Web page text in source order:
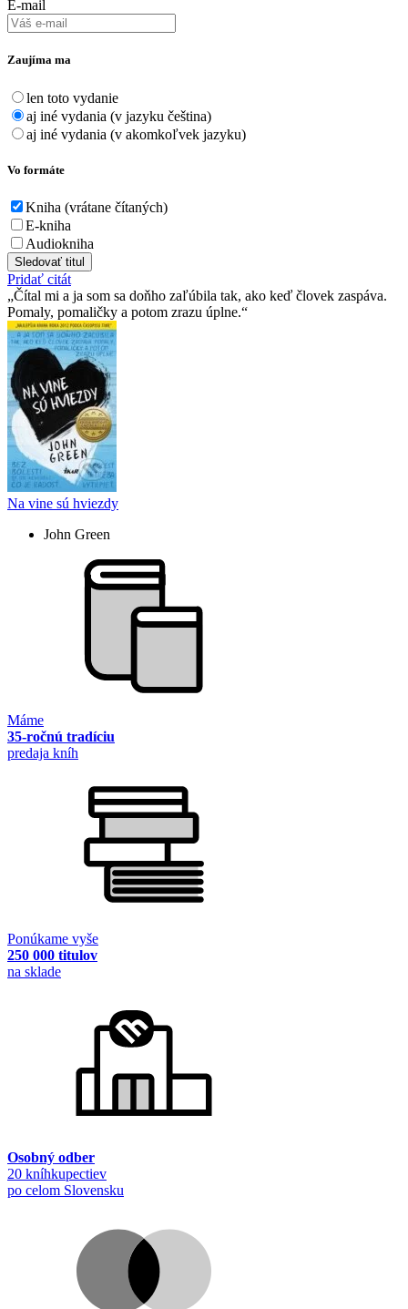
E-mail
Zaujíma ma
len toto vydanie
aj iné vydania (v jazyku čeština)
aj iné vydania (v akomkoľvek jazyku)
Vo formáte
Kniha (vrátane čítaných)
E-kniha
Audiokniha
Sledovať titul
Pridať citát
Čítal mi a ja som sa doňho zaľúbila tak, ako keď človek zaspáva.
Pomaly, pomaličky a potom zrazu úplne.
Na vine sú hviezdy
John Green
Máme
35-ročnú tradíciu
predaja kníh
Ponúkame vyše
250 000 titulov
na sklade
Osobný odber
20 kníhkupectiev
po celom Slovensku